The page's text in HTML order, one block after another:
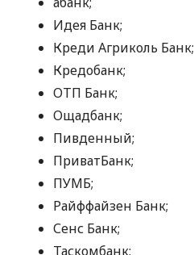
Идея Банк;
Креди Агриколь Банк;
Кредобанк;
ОТП Банк;
Ощадбанк;
Пивденный;
ПриватБанк;
ПУМБ;
Райффайзен Банк;
Сенс Банк;
Таскомбанк;